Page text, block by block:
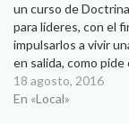
un curso de
para líderes, con el
impulsarlos a vivir
en salida, como pide
Francisco… La
Social de la Diócesis
18 agosto, 2016
En «Local»